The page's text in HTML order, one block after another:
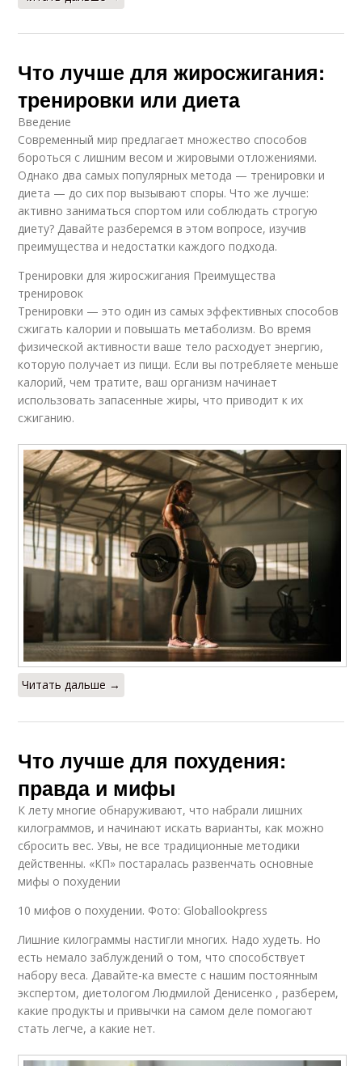
Что лучше для жиросжигания:
тренировки или диета
Введение
Современный мир предлагает множество способов
бороться с лишним весом и жировыми отложениями.
Однако два самых популярных метода — тренировки и
диета — до сих пор вызывают споры. Что же лучше:
активно заниматься спортом или соблюдать строгую
диету? Давайте разберемся в этом вопросе, изучив
преимущества и недостатки каждого подхода.
Тренировки для жиросжигания Преимущества
тренировок
Тренировки — это один из самых эффективных способов
сжигать калории и повышать метаболизм. Во время
физической активности ваше тело расходует энергию,
которую получает из пищи. Если вы потребляете меньше
калорий, чем тратите, ваш организм начинает
использовать запасенные жиры, что приводит к их
сжиганию.
Читать дальше →
Что лучше для похудения:
правда и мифы
К лету многие обнаруживают, что набрали лишних
килограммов, и начинают искать варианты, как можно
сбросить вес. Увы, не все традиционные методики
действенны. «КП» постаралась развенчать основные
мифы о похудении
10 мифов о похудении. Фото: Globallookpress
Лишние килограммы настигли многих. Надо худеть. Но
есть немало заблуждений о том, что способствует
набору веса. Давайте-ка вместе с нашим постоянным
экспертом, диетологом Людмилой Денисенко , разберем,
какие продукты и привычки на самом деле помогают
стать легче, а какие нет.